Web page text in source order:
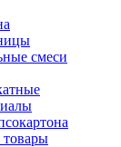
смеси